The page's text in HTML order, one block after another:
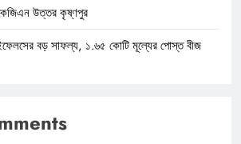
উত্তর কৃষ্ণপুর
বড় সাফল্য, ১.৬৫ কোটি মূল্যের পোস্ত বীজ